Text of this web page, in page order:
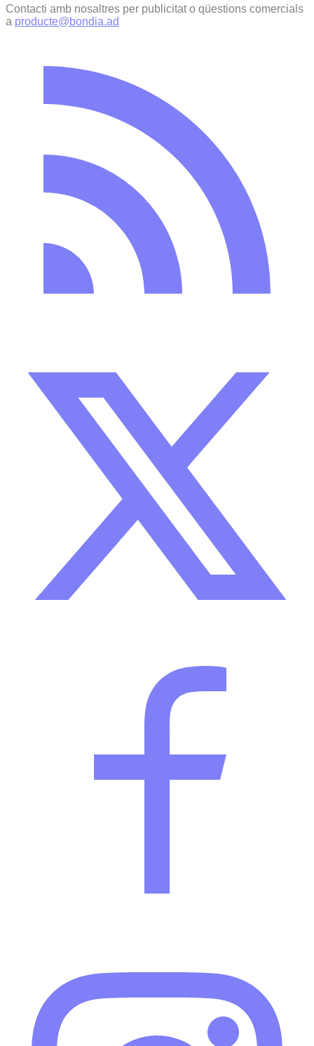
Contacti amb nosaltres per publicitat o qüestions comercials
a producte@bondia.ad